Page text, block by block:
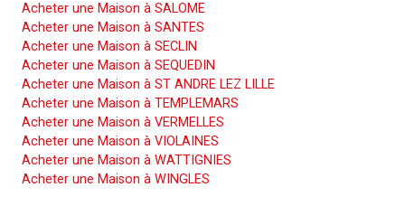
Acheter une Maison à SALOME
Acheter une Maison à SANTES
Acheter une Maison à SECLIN
Acheter une Maison à SEQUEDIN
Acheter une Maison à ST ANDRE LEZ LILLE
Acheter une Maison à TEMPLEMARS
Acheter une Maison à VERMELLES
Acheter une Maison à VIOLAINES
Acheter une Maison à WATTIGNIES
Acheter une Maison à WINGLES